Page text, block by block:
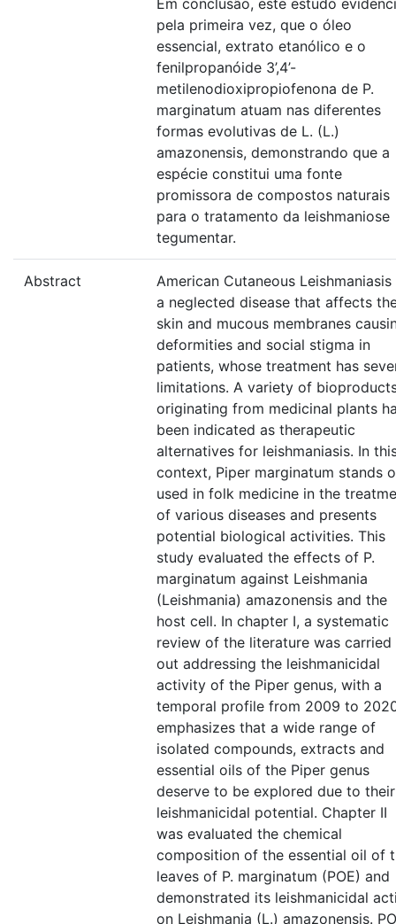
Em conclusão, este estudo
pela primeira vez, que o óleo
essencial, extrato etanólico e o
fenilpropanóide 3’,4’-
metilenodioxipropiofenona de P.
marginatum atuam nas diferentes
formas evolutivas de L. (L.)
amazonensis, demonstrando que a
espécie constitui uma fonte
promissora de compostos naturais
para o tratamento da leishmaniose
tegumentar.
Abstract
American Cutaneous Leishmaniasis
a neglected disease that affects
skin and mucous membranes
deformities and social stigma in
patients, whose treatment has
limitations. A variety of
originating from medicinal plants
been indicated as therapeutic
alternatives for leishmaniasis. In
context, Piper marginatum stands
used in folk medicine in the
of various diseases and presents
potential biological activities. This
study evaluated the effects of P.
marginatum against Leishmania
(Leishmania) amazonensis and the
host cell. In chapter I, a systematic
review of the literature was carried
out addressing the leishmanicidal
activity of the Piper genus, with a
temporal profile from 2009 to
emphasizes that a wide range of
isolated compounds, extracts and
essential oils of the Piper genus
deserve to be explored due to their
leishmanicidal potential. Chapter II
was evaluated the chemical
composition of the essential oil of
leaves of P. marginatum (POE) and
demonstrated its leishmanicidal
on Leishmania (L.) amazonensis.